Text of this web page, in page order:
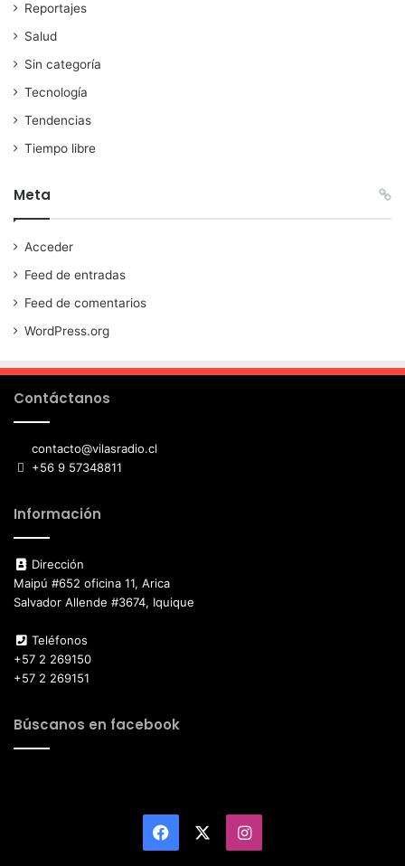
Reportajes
Salud
Sin categoría
Tecnología
Tendencias
Tiempo libre
Meta
Acceder
Feed de entradas
Feed de comentarios
WordPress.org
Contáctanos
contacto@vilasradio.cl
+56 9 57348811
Información
Dirección
Maipú #652 oficina 11, Arica
Salvador Allende #3674, Iquique
Teléfonos
+57 2 269150
+57 2 269151
Búscanos en facebook
Facebook Instagram